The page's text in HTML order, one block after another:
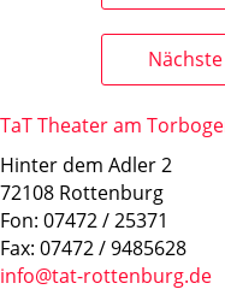
TaT Theater am
Hinter dem Adler 2
72108 Rottenburg
Fon: 07472 / 25371
Fax: 07472 / 9485628
info@tat-rottenburg.de